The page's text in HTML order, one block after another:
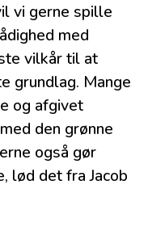
vi gerne spille
med
vilkår til at
grundlag. Mange
og afgivet
den grønne
også gør
lød det fra Jacob